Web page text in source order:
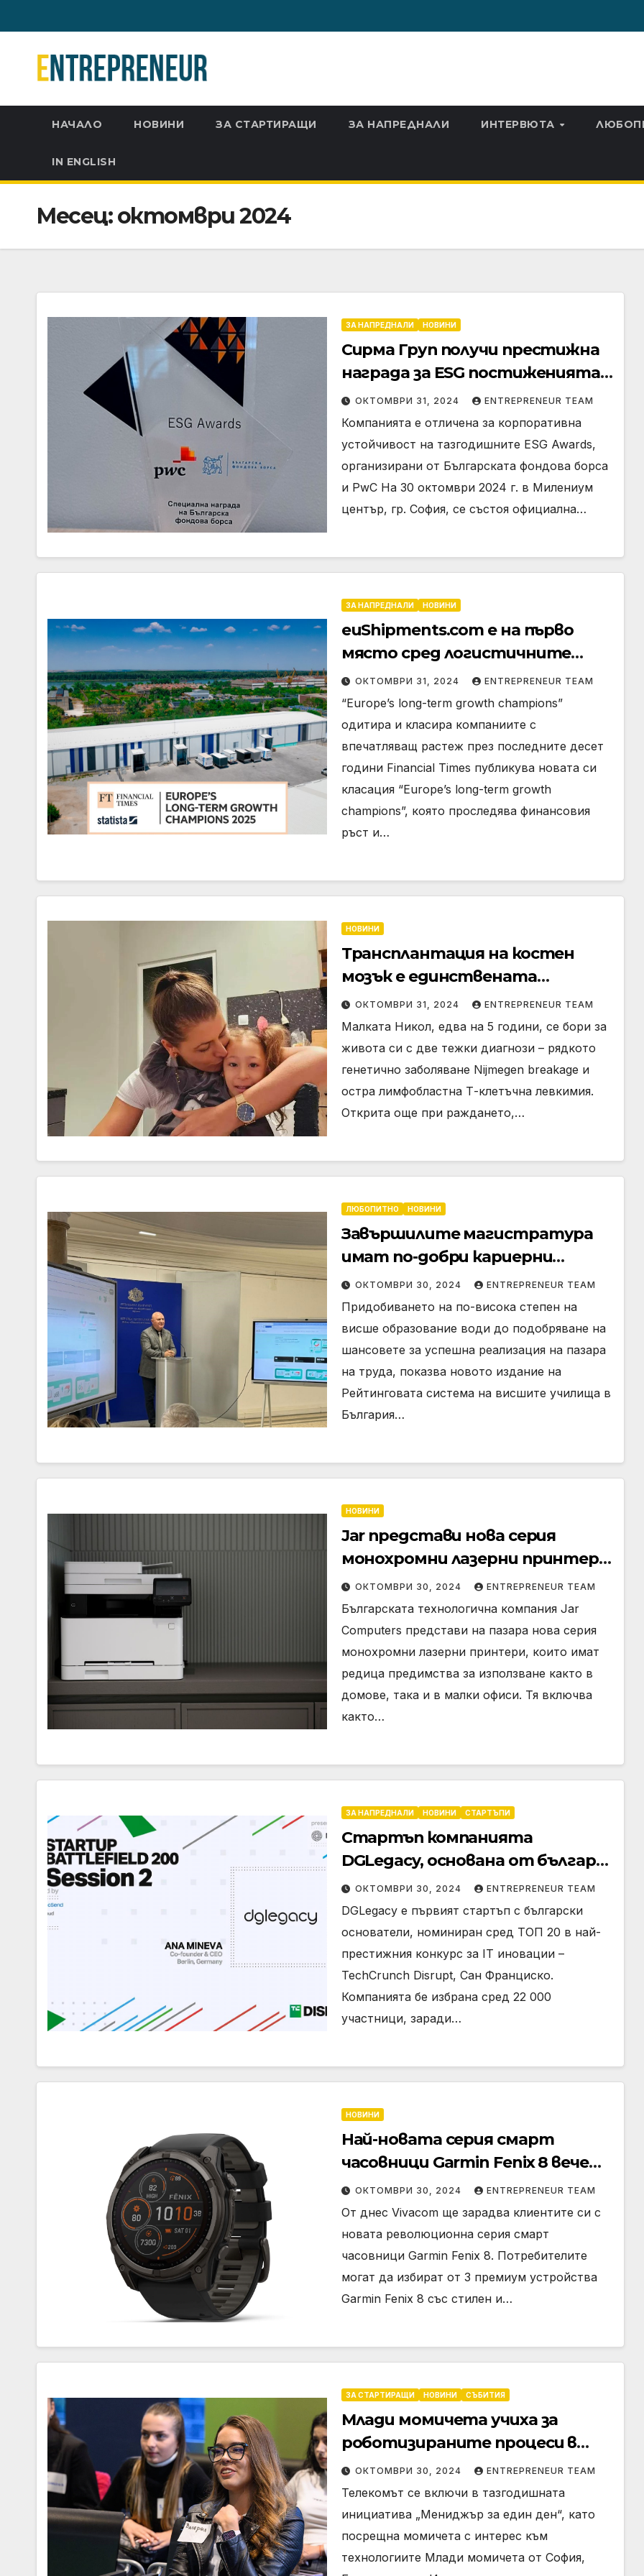
to
content
НАЧАЛО НОВИНИ ЗА СТАРТИРАЩИ ЗА НАПРЕДНАЛИ ИНТЕРВЮТА
IN ENGLISH
Месец:октомври 2024
ЗА НАПРЕДНАЛИ НОВИНИ
Сирма Груп получи престижна
награда за ESG постиженията
сиОКТОМВРИ 31, 2024 ENTREPRENEUR TEAM
Компанията е отличена за корпоративна
устойчивост на тазгодишните ESG Awards,
организирани от Българската фондова борса
и PwC На 30 октомври 2024 г. в Милениум
център, гр. София, се състоя официална…
ЗА НАПРЕДНАЛИ НОВИНИ
euShipments.com е на първо
място сред логистичните
компании в Европа в новата
класация на Financial Times
ОКТОМВРИ 31, 2024 ENTREPRENEUR TEAM
“Europe’s long-term growth champions”
одитира и класира компаниите с
впечатляващ растеж през последните десет
години Financial Times публикува новата си
класация “Europe’s long-term growth
champions”, която проследява финансовия
ръст и…
НОВИНИ
Трансплантация на костен
мозък е единствената
надежда за Никол
ОКТОМВРИ 31, 2024 ENTREPRENEUR TEAM
Малката Никол, едва на 5 години, се бори за
живота си с две тежки диагнози – рядкото
генетично заболяване Nijmegen breakage и
остра лимфобластна Т-клетъчна левкимия.
Открита още при раждането,…
ЛЮБОПИТНО НОВИНИ
Завършилите магистратура
имат по-добри кариерни
перспективи, разкрива
Рейтинговата система на
висшите училища в България
ОКТОМВРИ 30, 2024 ENTREPRENEUR TEAM
Придобиването на по-висока степен на
висше образование води до подобряване на
шансовете за успешна реализация на пазара
на труда, показва новото издание на
Рейтинговата система на висшите училища в
България…
НОВИНИ
Jar представи нова серия
монохромни лазерни принтери,
подходящи за дома и офиса
ОКТОМВРИ 30, 2024 ENTREPRENEUR TEAM
Българската технологична компания Jar
Computers представи на пазара нова серия
монохромни лазерни принтери, които имат
редица предимства за използване както в
домове, така и в малки офиси. Тя включва
както…
ЗА НАПРЕДНАЛИ НОВИНИ СТАРТЪПИ
Стартъп компанията
DGLegacy, основана от българи,
сред ТОП 20 на престижния
конкурс TechCrunch Disrupt
ОКТОМВРИ 30, 2024 ENTREPRENEUR TEAM
DGLegacy е първият стартъп с български
основатели, номиниран сред ТОП 20 в най-
престижния конкурс за IT иновации –
TechCrunch Disrupt, Сан Франциско.
Компанията бе избрана сред 22 000
участници, заради…
НОВИНИ
Най-новата серия смарт
часовници Garmin Fenix 8 вече
във Vivacom
ОКТОМВРИ 30, 2024 ENTREPRENEUR TEAM
От днес Vivacom ще зарадва клиентите си с
новата революционна серия смарт
часовници Garmin Fenix 8. Потребителите
могат да избират от 3 премиум устройства
Garmin Fenix 8 със стилен и…
ЗА СТАРТИРАЩИ НОВИНИ СЪБИТИЯ
Млади момичета учиха за
роботизираните процеси в
Yettel
ОКТОМВРИ 30, 2024 ENTREPRENEUR TEAM
Телекомът се включи в тазгодишната
инициатива „Мениджър за един ден“, като
посрещна момичета с интерес към
технологиите Млади момичета от София,